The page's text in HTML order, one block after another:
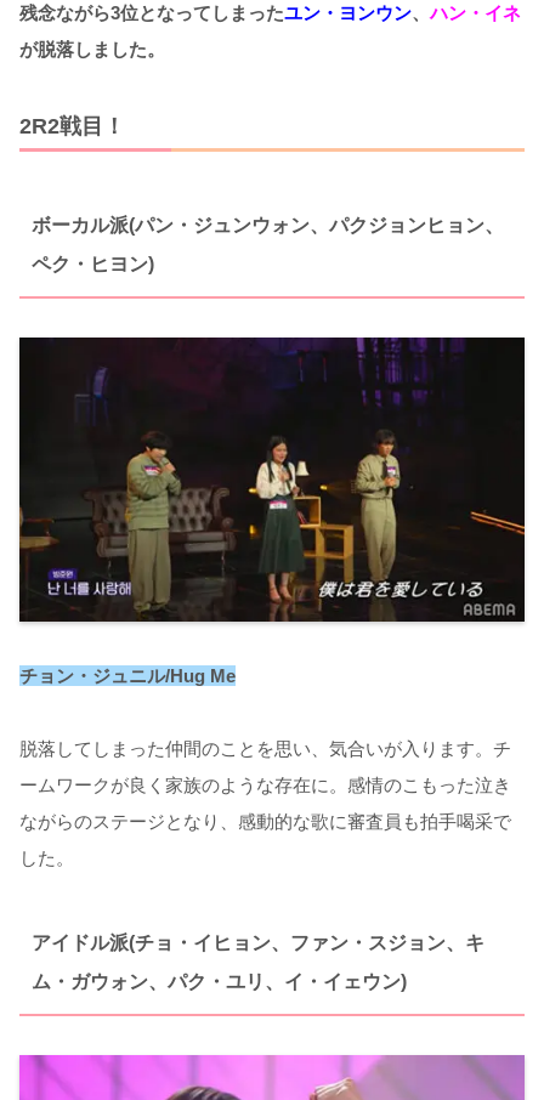
残念ながら3位となってしまったユン・ヨンウン、ハン・イネ
が脱落しました。
2R2戦目！
ボーカル派(パン・ジュンウォン、パクジョンヒョン、
ペク・ヒヨン)
チョン・ジュニル/Hug Me
脱落してしまった仲間のことを思い、気合いが入ります。チ
ームワークが良く家族のような存在に。感情のこもった泣き
ながらのステージとなり、感動的な歌に審査員も拍手喝采で
した。
アイドル派(チョ・イヒョン、ファン・スジョン、キ
ム・ガウォン、パク・ユリ、イ・イェウン)